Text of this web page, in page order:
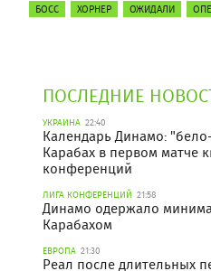
БОСС
ХОРНЕР ОЖИДАЛИ
ПОСЛЕДНИЕ
УКРАИНА 22:40
Календарь Динамо:
Карабах в первом матче
конференций
ЛИГА КОНФЕРЕНЦИЙ 21:58
Динамо одержало
Карабахом
ЕВРОПА 21:30
Реал после длительных